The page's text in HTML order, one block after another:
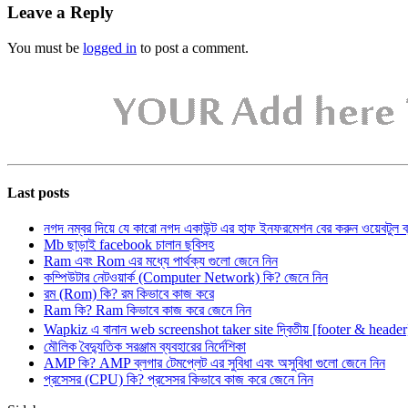
Leave a Reply
You must be logged in to post a comment.
Last posts
নগদ নম্বর দিয়ে যে কারো নগদ একাউন্ট এর হাফ ইনফরমেশন বের করুন ওয়েবটুল
Mb ছাড়াই facebook চালান ছবিসহ
Ram এবং Rom এর মধ্যে পার্থক্য গুলো জেনে নিন
কম্পিউটার নেটওয়ার্ক (Computer Network) কি? জেনে নিন
রম (Rom) কি? রম কিভাবে কাজ করে
Ram কি? Ram কিভাবে কাজ করে জেনে নিন
Wapkiz এ বানান web screenshot taker site দ্বিতীয় [footer &
মৌলিক বৈদ্যুতিক সরঞ্জাম ব্যবহারের নির্দেশিকা
AMP কি? AMP ব্লগার টেমপ্লেট এর সুবিধা এবং অসুবিধা গুলো জেনে নিন
প্রসেসর (CPU) কি? প্রসেসর কিভাবে কাজ করে জেনে নিন